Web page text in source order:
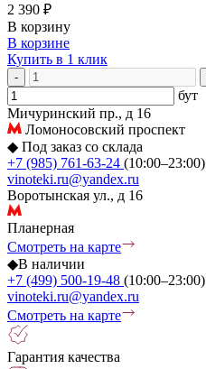
2 390 ₽
В корзину
В корзине
Купить в 1 клик
-
бут
Мичуринский пр., д 16
Ломоносовский проспект
◆ Под заказ со склада
+7 (985) 761-63-24 (10:00–23:00)
vinoteki.ru@yandex.ru
Воротынская ул., д 16
Планерная
Смотреть на карте
◆В наличии
+7 (499) 500-19-48 (10:00–23:00)
vinoteki.ru@yandex.ru
Смотреть на карте
Гарантия качества